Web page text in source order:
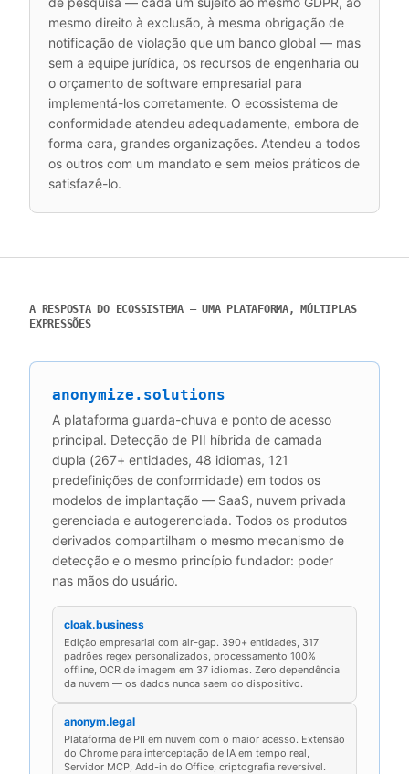
mesmo direito à exclusão, à mesma obrigação de
notificação de violação que um banco global — mas
sem a equipe jurídica, os recursos de engenharia ou
o orçamento de software empresarial para
implementá-los corretamente. O ecossistema de
conformidade atendeu adequadamente, embora de
forma cara, grandes organizações. Atendeu a todos
os outros com um mandato e sem meios práticos de
satisfazê-lo.
A RESPOSTA DO ECOSSISTEMA — UMA PLATAFORMA, MÚLTIPLAS
EXPRESSÕES
anonymize.solutions
A plataforma guarda-chuva e ponto de acesso
principal. Detecção de PII híbrida de camada
dupla (267+ entidades, 48 idiomas, 121
predefinições de conformidade) em todos os
modelos de implantação — SaaS, nuvem privada
gerenciada e autogerenciada. Todos os produtos
derivados compartilham o mesmo mecanismo de
detecção e o mesmo princípio fundador: poder
nas mãos do usuário.
cloak.business
Edição empresarial com air-gap. 390+ entidades, 317
padrões regex personalizados, processamento 100%
offline, OCR de imagem em 37 idiomas. Zero dependência
da nuvem — os dados nunca saem do dispositivo.
anonym.legal
Plataforma de PII em nuvem com o maior acesso. Extensão
do Chrome para interceptação de IA em tempo real,
Servidor MCP, Add-in do Office, criptografia reversível.